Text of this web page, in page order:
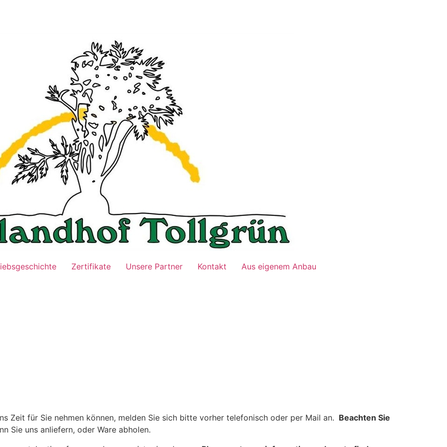
Zertifikate Unsere Partner Kontakt Aus eigenem Anbau
– 1382 (mit AB)
Zeit für Sie nehmen können, melden Sie sich bitte vorher telefonisch oder per Mail an. Beachten Sie
wenn Sie uns anliefern, oder Ware abholen.